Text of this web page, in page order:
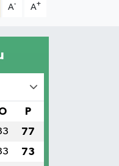
A- A+
P
77
73